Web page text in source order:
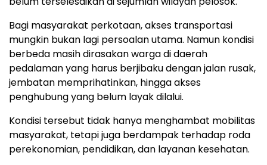
Bagi masyarakat perkotaan, akses transportasi
mungkin bukan lagi persoalan utama. Namun kondisi
berbeda masih dirasakan warga di daerah
pedalaman yang harus berjibaku dengan jalan rusak,
jembatan memprihatinkan, hingga akses
penghubung yang belum layak dilalui.
Kondisi tersebut tidak hanya menghambat mobilitas
masyarakat, tetapi juga berdampak terhadap roda
perekonomian, pendidikan, dan layanan kesehatan.